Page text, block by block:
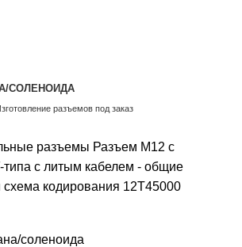
СОЛЕНОИДА
разъемов под заказ
разъемы Разъем M12 с
типа с литым кабелем - общие
схема кодирования 12T45000
соленоида